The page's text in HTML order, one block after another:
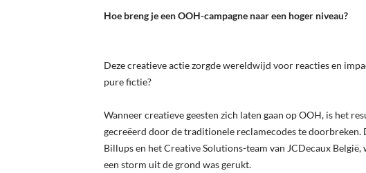
Hoe breng je een OOH-campagne naar een hoger niveau?
Deze creatieve actie zorgde wereldwijd voor reacties en
pure fictie?
Wanneer creatieve geesten zich laten gaan op OOH, is het
gecreëerd door de traditionele reclamecodes te
Billups en het Creative Solutions-team van JCDecaux
een storm uit de grond was gerukt.